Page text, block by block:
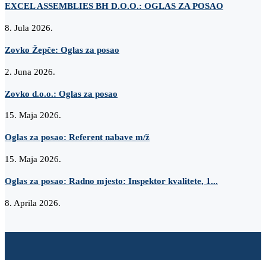
EXCEL ASSEMBLIES BH D.O.O.: OGLAS ZA POSAO
8. Jula 2026.
Zovko Žepče: Oglas za posao
2. Juna 2026.
Zovko d.o.o.: Oglas za posao
15. Maja 2026.
Oglas za posao: Referent nabave m/ž
15. Maja 2026.
Oglas za posao: Radno mjesto: Inspektor kvalitete, 1...
8. Aprila 2026.